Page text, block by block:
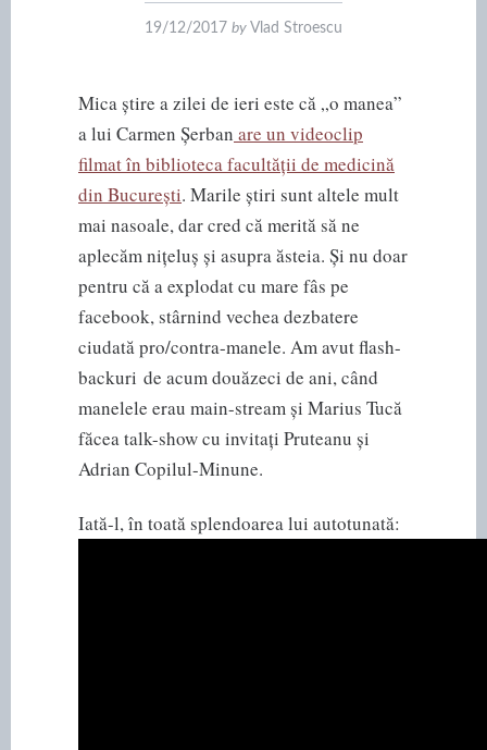
19/12/2017 by Vlad Stroescu
Mica știre a zilei de ieri este că „o manea”
a lui Carmen Șerban are un videoclip
filmat în biblioteca facultății de medicină
din București. Marile știri sunt altele mult
mai nasoale, dar cred că merită să ne
aplecăm nițeluș și asupra ăsteia. Și nu doar
pentru că a explodat cu mare fâs pe
facebook, stârnind vechea dezbatere
ciudată pro/contra-manele. Am avut flash-
backuri de acum douăzeci de ani, când
manelele erau main-stream și Marius Tucă
făcea talk-show cu invitați Pruteanu și
Adrian Copilul-Minune.
Iată-l, în toată splendoarea lui autotunată: